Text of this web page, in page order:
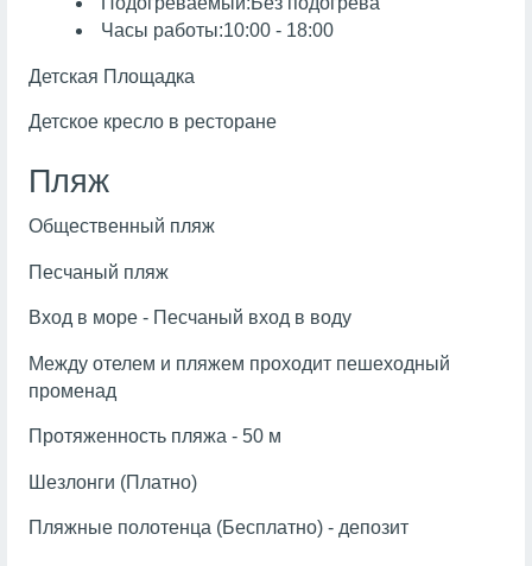
Часы работы:10:00 - 18:00
Детская Площадка
Детское кресло в ресторане
Пляж
Общественный пляж
Песчаный пляж
Вход в море - Песчаный вход в воду
Между отелем и пляжем проходит пешеходный
променад
Протяженность пляжа - 50 м
Шезлонги (Платно)
Пляжные полотенца (Бесплатно) - депозит